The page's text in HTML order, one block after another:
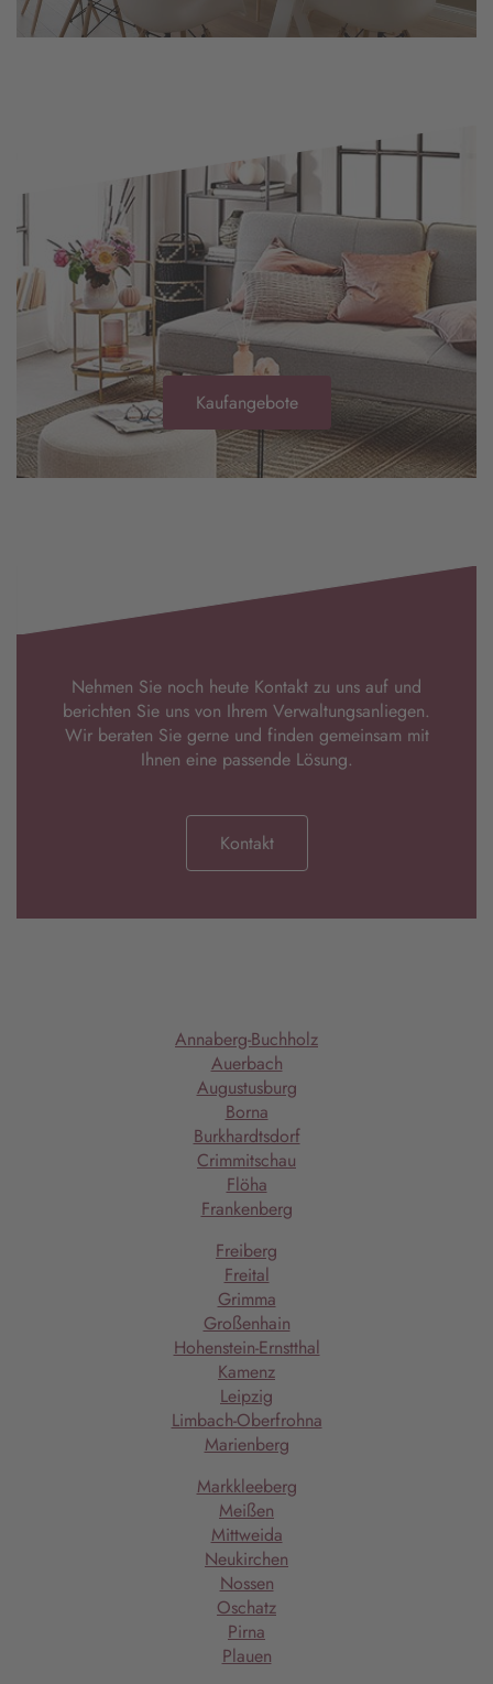
Kaufangebote
Nehmen Sie noch heute Kontakt zu uns auf und
berichten Sie uns von Ihrem Verwaltungsanliegen.
Wir beraten Sie gerne und finden gemeinsam mit
Ihnen eine passende Lösung.
Kontakt
Annaberg-Buchholz
Auerbach
Augustusburg
Borna
Burkhardtsdorf
Crimmitschau
Flöha
Frankenberg
Freiberg
Freital
Grimma
Großenhain
Hohenstein-Ernstthal
Kamenz
Leipzig
Limbach-Oberfrohna
Marienberg
Markkleeberg
Meißen
Mittweida
Neukirchen
Nossen
Oschatz
Pirna
Plauen